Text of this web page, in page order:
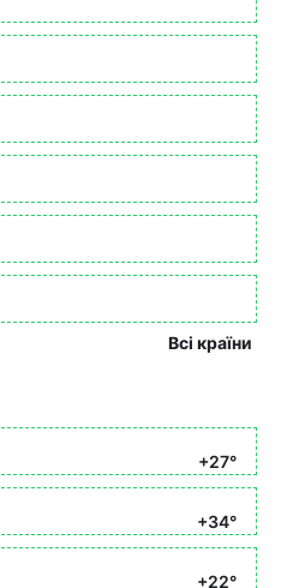
Всі країни
+27°
+34°
+22°